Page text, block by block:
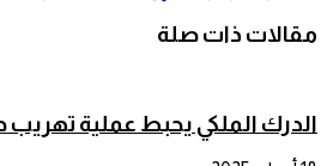
مقالات ذات صلة
الدرك الملكي يحبط عملية تهريب دولية للمخدرات